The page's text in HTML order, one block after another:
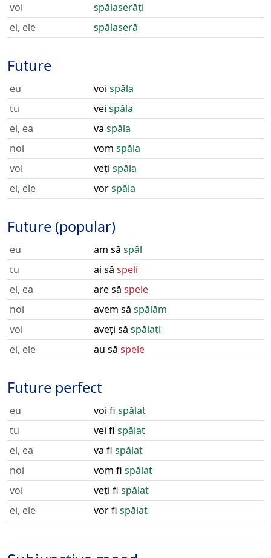
voi
spălaserăți
ei, ele
spălaseră
Future
eu voi spăla
tu
vei spăla
el, ea
va spăla
noi
vom spăla
voi
veți spăla
ei, ele
vorspăla
Future (popular)
eu am să spăl
tu
ai să speli
el, ea
are să spele
noi
avem să spălăm
voi
aveți să spălați
ei, ele
au să spele
Future perfect
eu voi fi spălat
tu
vei fi spălat
el, ea
va fi spălat
noi
vom fi spălat
voi
veți fi spălat
ei, ele
vor fi spălat